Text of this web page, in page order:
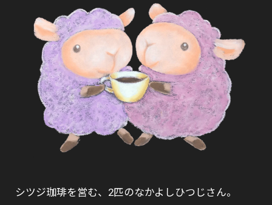
シツジ珈琲を営む、2匹のなかよしひつじさん。